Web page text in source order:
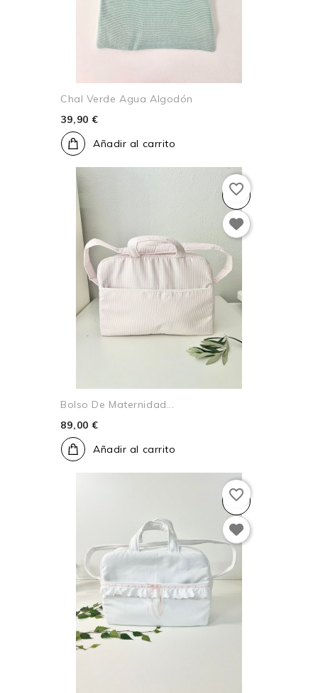
Chal Verde Agua Algodón
39,90 €
Añadir al carrito
Bolso De Maternidad...
89,00 €
Añadir al carrito
favorite_border
favorite_border